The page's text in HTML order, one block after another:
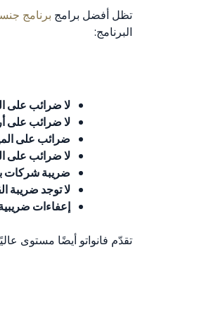
تظل أفضل برامج برنامج
البرنامج:
لا ضرائب على
لا ضرائب على
ضرائب على
لا ضرائب على
ضريبة شركات
لا توجد ضريبة
إعفاءات
تقدّم فانواتو أيضًا مستوى